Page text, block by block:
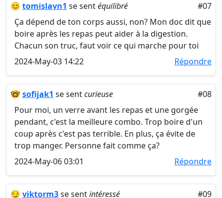
😊 tomislavn1 se sentéquilibré
#07
Ça dépend de ton corps aussi, non? Mon doc dit que
boire après les repas peut aider à la digestion.
Chacun son truc, faut voir ce qui marche pour toi
2024-May-03 14:22
Répondre
🤓sofijak1 se sentcurieuse
#08
Pour moi, un verre avant les repas et une gorgée
pendant, c'est la meilleure combo. Trop boire d'un
coup après c'est pas terrible. En plus, ça évite de
trop manger. Personne fait comme ça?
2024-May-06 03:01
Répondre
😏 viktorm3se sentintéressé
#09